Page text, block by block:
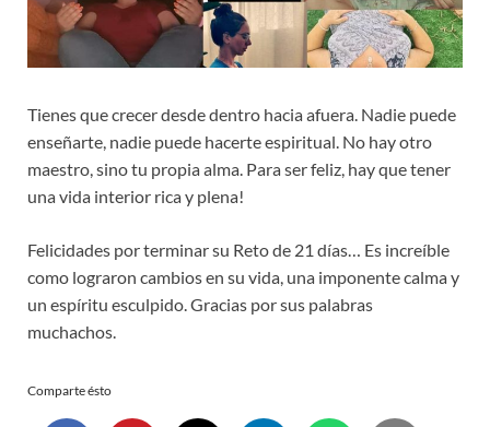
Tienes que crecer desde dentro hacia afuera. Nadie puede
enseñarte, nadie puede hacerte espiritual. No hay otro
maestro, sino tu propia alma. Para ser feliz, hay que tener
una vida interior rica y plena!
Felicidades por terminar su Reto de 21 días… Es increíble
como lograron cambios en su vida, una imponente calma y
un espíritu esculpido. Gracias por sus palabras
muchachos.
Comparte ésto